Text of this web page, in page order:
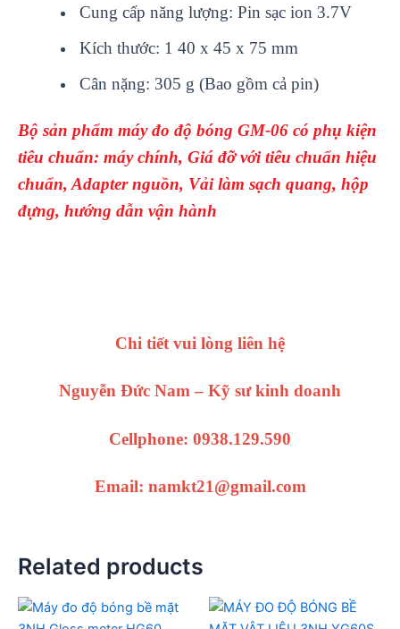
Cung cấp năng lượng: Pin sạc ion 3.7V
Kích thước: 1 40 x 45 x 75 mm
Cân nặng: 305 g (Bao gồm cả pin)
Bộ sản phẩm máy đo độ bóng GM-06 có phụ kiện
tiêu chuẩn: máychính, Giá đỡ với tiêu chuẩn hiệu
chuẩn, Adapter nguồn, Vải làm sạch quang, hộp
đựng, hướng dẫn vận hành
Chi tiết vui lòng liên hệ
Nguyễn Đức Nam – Kỹ sư kinh doanh
Cellphone: 0938.129.590
Email: namkt21@gmail.com
Related products